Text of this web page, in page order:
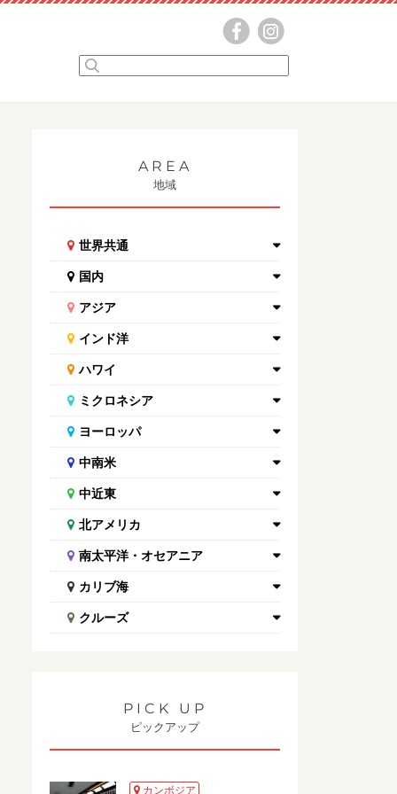
AREA
地域
世界共通
国内
アジア
インド洋
ハワイ
ミクロネシア
ヨーロッパ
中南米
中近東
北アメリカ
南太平洋・オセアニア
カリブ海
クルーズ
PICK UP
ピックアップ
カンボジア